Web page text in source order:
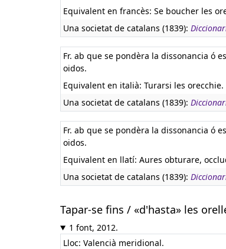
Equivalent en francès: Se boucher les
Una societat de catalans (1839):
Fr. ab que se pondèra la dissonancia ó
oidos.
Equivalent en italià: Turarsi les orecchie.
Una societat de catalans (1839):
Fr. ab que se pondèra la dissonancia ó
oidos.
Equivalent en llatí: Aures obturare,
Una societat de catalans (1839):
Tapar-se fins / «d'hasta» les
1 font, 2012.
Lloc: Valencià meridional.